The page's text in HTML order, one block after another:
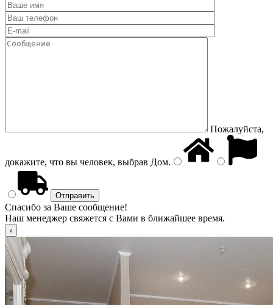
Пожалуйста,
докажите, что вы человек, выбрав Дом.
Спасибо за Ваше сообщение!
Наш менеджер свяжется с Вами в ближайшее время.